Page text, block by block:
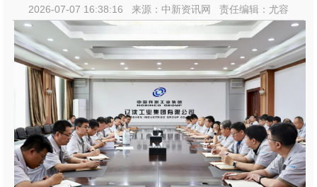
2026-07-07 16:38:16 来源：中新资讯网 责任编辑：尤容